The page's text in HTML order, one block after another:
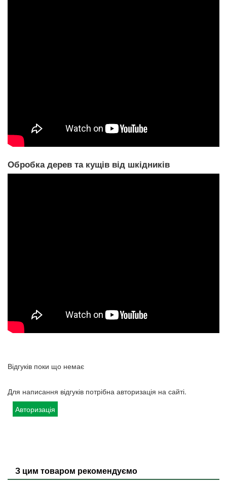
Обробка дерев та кущів від шкідників
Відгуків поки що немає
Для написання відгуків потрібна авторизація на сайті.
Авторизація
З цим товаром рекомендуємо